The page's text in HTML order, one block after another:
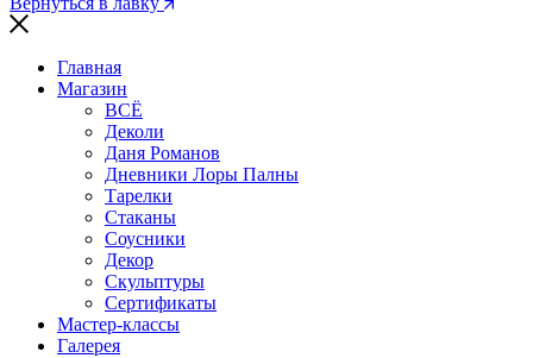
Главная
Магазин
ВСЁ
Деколи
Даня Романов
Дневники Лоры Палны
Тарелки
Стаканы
Соусники
Декор
Скульптуры
Сертификаты
Мастер-классы
Галерея